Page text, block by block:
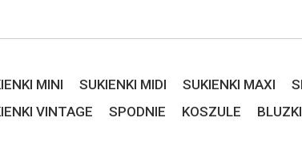
MINI SUKIENKI MIDI SUKIENKI MAXI
VINTAGE
SPODNIE KOSZULE BLUZKI